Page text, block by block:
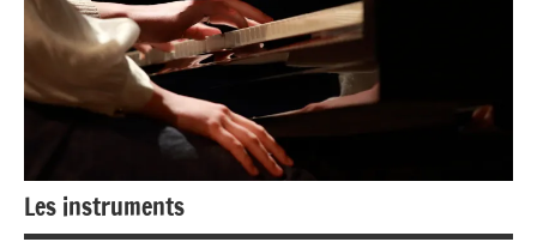
Les instruments